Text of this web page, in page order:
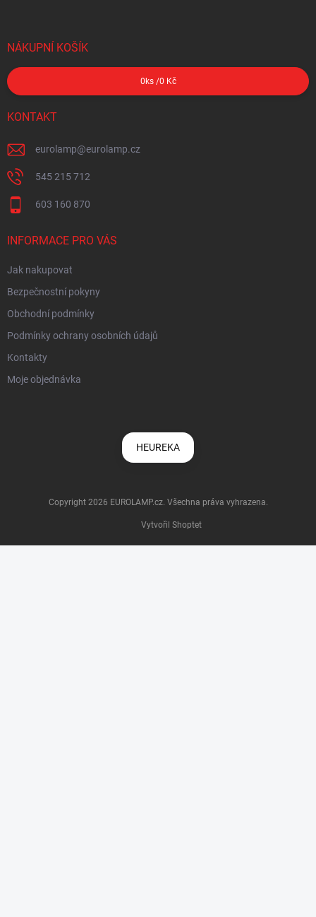
NÁKUPNÍ KOŠÍK
0 ks /0 Kč
KONTAKT
eurolamp@eurolamp.cz
545 215 712
603 160 870
INFORMACE PRO VÁS
Jak nakupovat
Bezpečnostní pokyny
Obchodní podmínky
Podmínky ochrany osobních údajů
Kontakty
Moje objednávka
HEUREKA
Vytvořil Shoptet
Copyright 2026 EUROLAMP.cz. Všechna práva vyhrazena.